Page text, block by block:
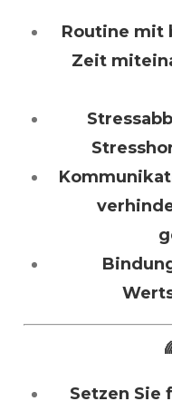
Routine mit
Zeit
Setzen Sie